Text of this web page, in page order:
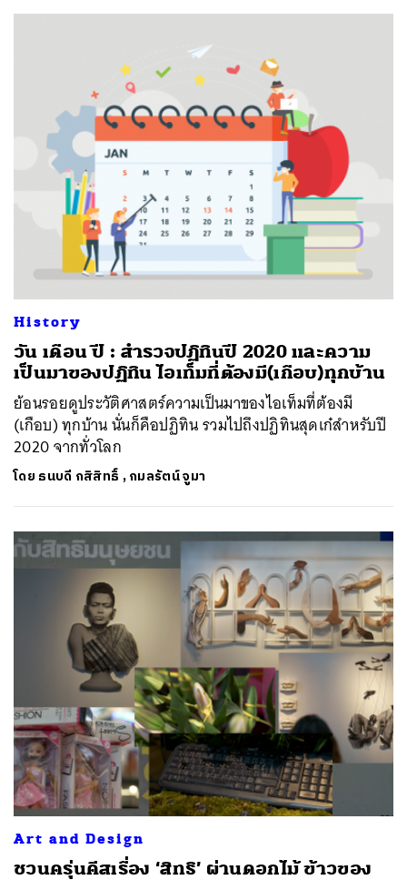
History
วัน เดือน ปี : สำรวจปฏิทินปี 2020 และความ
เป็นมาของปฏิทิน ไอเท็มที่ต้องมี(เกือบ)ทุกบ้าน
ย้อนรอยดูประวัติศาสตร์ความเป็นมาของไอเท็มที่ต้องมี
(เกือบ) ทุกบ้าน นั่นก็คือปฏิทิน รวมไปถึงปฏิทินสุดเก๋สำหรับปี
2020 จากทั่วโลก
โดย ธนบดี กสิสิทธิ์ ,กมลรัตน์ จูมา
Art and Design
ชวนครุ่นคีสเรื่อง ‘สิทธิ’ ผ่านดอกไม้ ข้าวของ